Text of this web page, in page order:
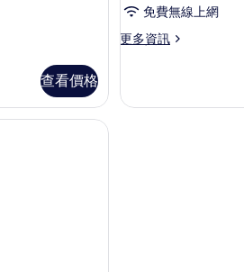
查看價格
免費無線上網
更多資訊
更
的